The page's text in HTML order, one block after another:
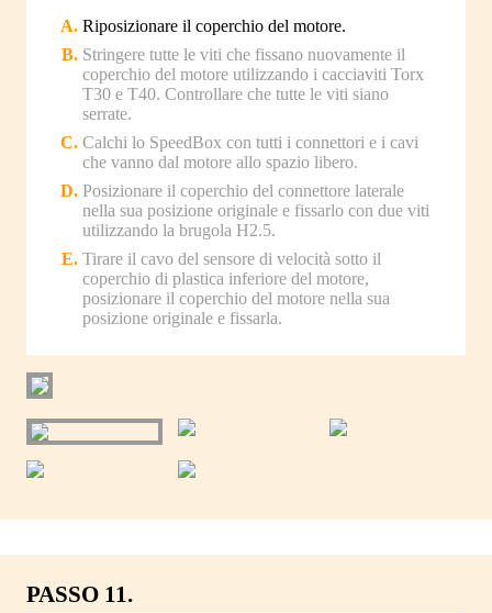
Riposizionare il coperchio del motore.
Stringere tutte le viti che fissano nuovamente il
coperchio del motore utilizzando i cacciaviti Torx
T30 e T40. Controllare che tutte le viti siano
serrate.
Calchi lo SpeedBox con tutti i connettori e i cavi
che vanno dal motore allo spazio libero.
Posizionare il coperchio del connettore laterale
nella sua posizione originale e fissarlo con due viti
utilizzando la brugola H2.5.
Tirare il cavo del sensore di velocità sotto il
coperchio di plastica inferiore del motore,
posizionare il coperchio del motore nella sua
posizione originale e fissarla.
PASSO 11.